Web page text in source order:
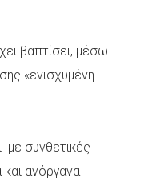
βαπτίσει, μέσω
«ενισχυμένη
με συνθετικές
και ανόργανα